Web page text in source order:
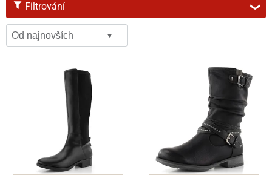
Filtrování ❯
VELIKOST
G
ZNAČKA